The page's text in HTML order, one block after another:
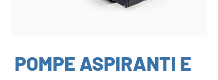
POMPE ASPIRANTI E